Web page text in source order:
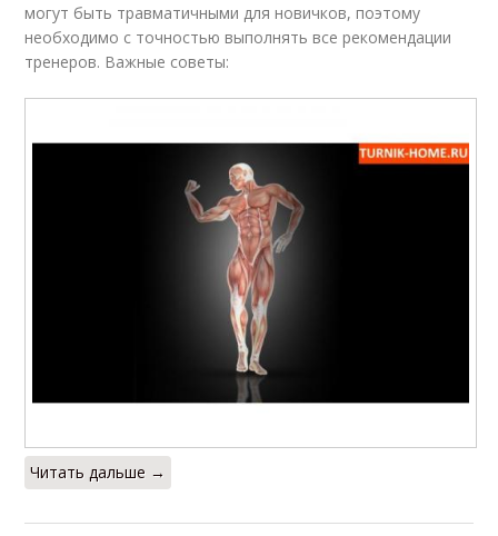
могут быть травматичными для новичков, поэтому
необходимо с точностью выполнять все рекомендации
тренеров. Важные советы:
Читать дальше →